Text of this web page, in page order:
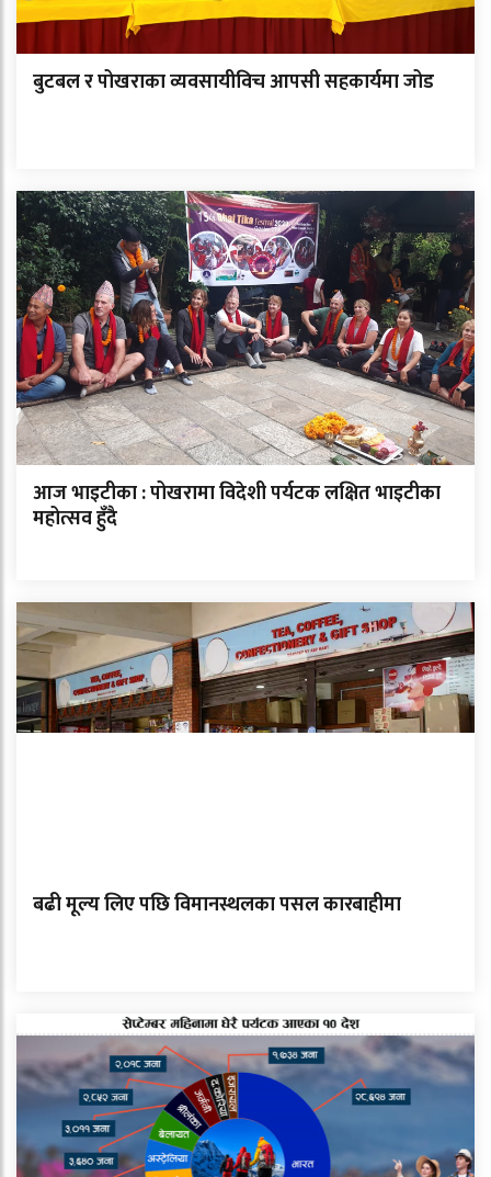
बुटबल र पोखराका व्यवसायीविच आपसी सहकार्यमा जोड
आज भाइटीका : पोखरामा विदेशी पर्यटक लक्षित भाइटीका
महोत्सव हुँदै
बढी मूल्य लिए पछि विमानस्थलका पसल कारबाहीमा